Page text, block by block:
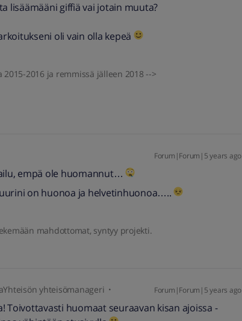
lisäämääni giffiä vai jotain muuta?
oli vain olla kepeä
2016 ja remmissä jälleen 2018 -->
Forum|Forum|5 years ago
empä ole huomannut…
on huonoa ja helvetinhuonoa…..
mahdottomat, syntyy projekti.
yhteisömanageri Forum|Forum|5 years ago
Toivottavasti huomaat seuraavan kisan ajoissa -